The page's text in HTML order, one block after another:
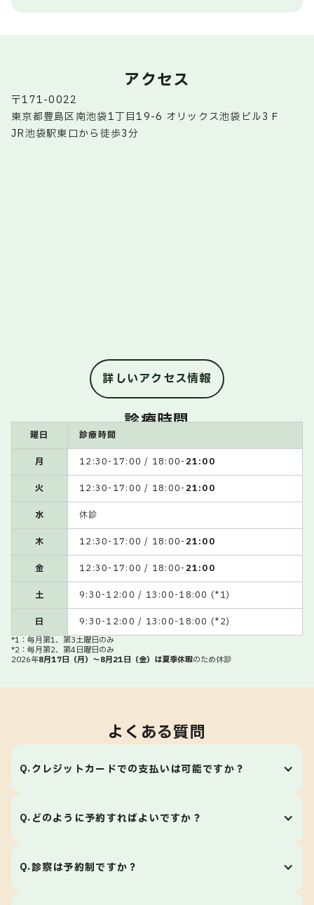
アクセス
〒171-0022
東京都豊島区南池袋1丁目19-6 オリックス池袋ビル3Ｆ
JR池袋駅東口から徒歩3分
詳しいアクセス情報
診療時間
よくある質問
Q.クレジットカードでの支払いは可能ですか？
A. はい、ご利用いただけます。VISA、Mastercard、
Q.どのように予約すればよいですか？
A. 当院の予約はWebフォームまたは専用の予約アプリか
Q.診察は予約制ですか？